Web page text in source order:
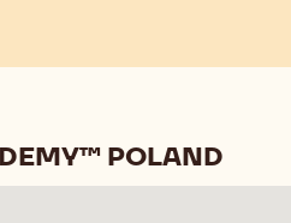
POLAND